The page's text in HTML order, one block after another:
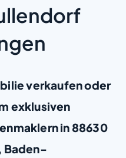
verkaufen oder
exklusiven
in 88630
Baden-